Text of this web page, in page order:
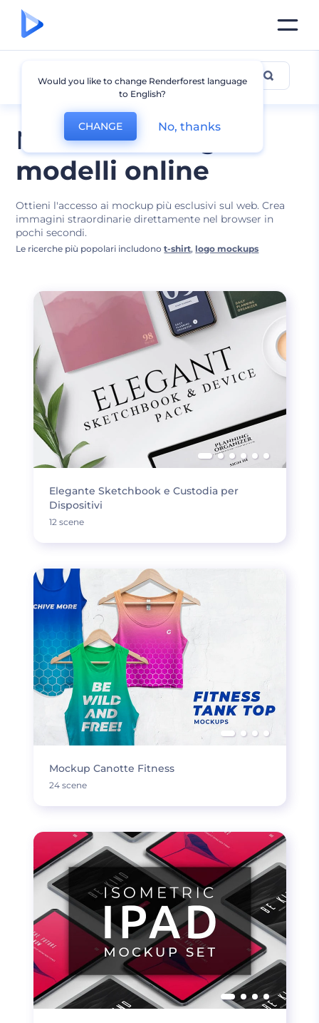
Modifica il meglio
modelli online
Ottieni l'accesso ai mockup più esclusivi sul web. Crea
immagini straordinarie direttamente nel browser in
pochi secondi.
Progetti Mockup
Le ricerche più popolari includonot-shirt, logo mockups
Elegante Sketchbook e Custodia per
Dispositivi
12 scene
Mockup Canotte Fitness
24 scene
Would you like to change Renderforest language
to English?
CHANGE No, thanks